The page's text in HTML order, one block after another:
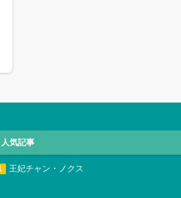
人気記事
王妃チャン・ノクス